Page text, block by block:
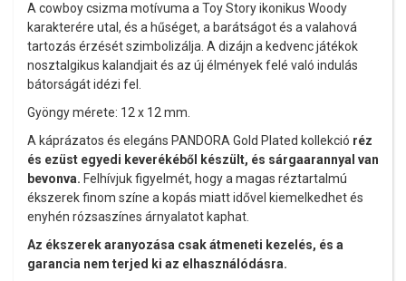
A cowboy csizma motívuma a Toy Story ikonikus Woody
karakterére utal, és a hűséget, a barátságot és a valahová
tartozás érzését szimbolizálja. A dizájn a kedvenc játékok
nosztalgikus kalandjait és az új élmények felé való indulás
bátorságát idézi fel.
Gyöngy mérete: 12 x 12 mm.
A káprázatos és elegáns PANDORA Gold Plated kollekció réz
és ezüst egyedi keverékéből készült, és sárgaarannyal van
bevonva. Felhívjuk figyelmét, hogy a magas réztartalmú
ékszerek finom színe a kopás miatt idővel kiemelkedhet és
enyhén rózsaszínes árnyalatot kaphat.
Az ékszerek aranyozása csak átmeneti kezelés, és a
garancia nem terjed ki az elhasználódásra.